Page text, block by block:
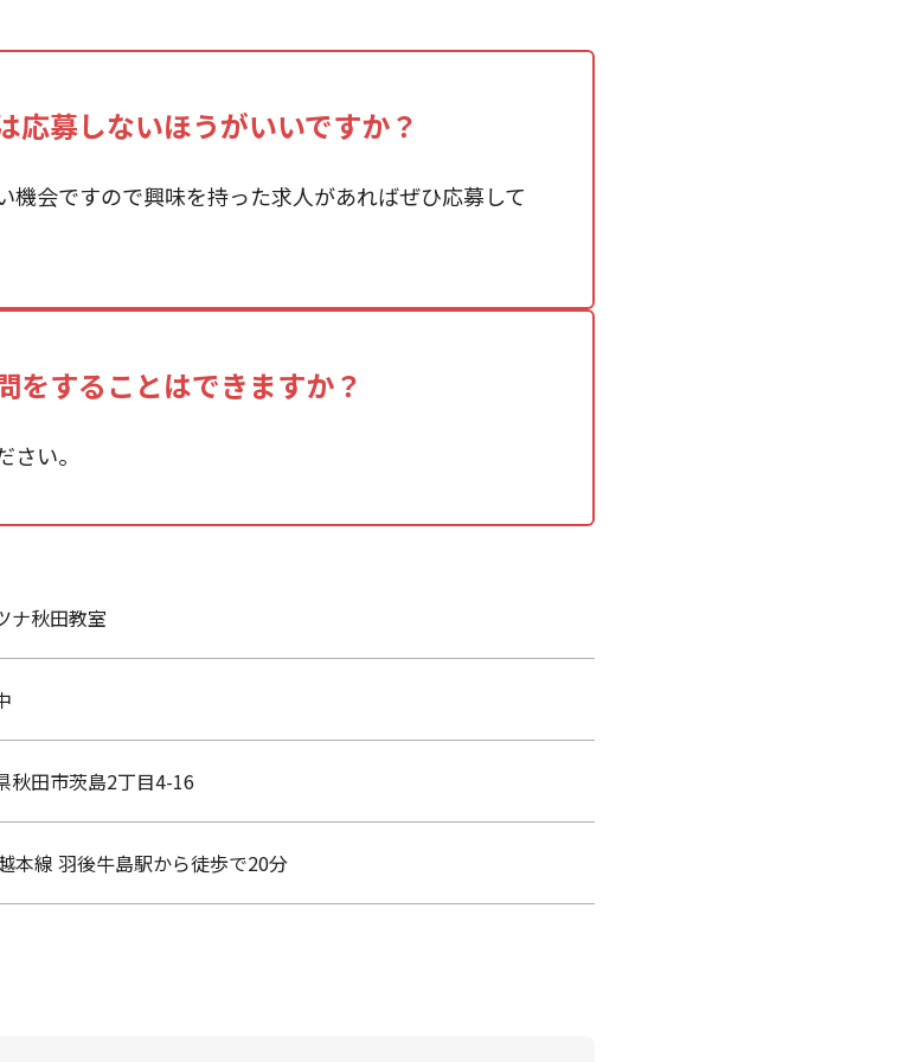
応募しないほうがいいですか？
機会ですので興味を持った求人があればぜひ応募して
をすることはできますか？
い。
ナ秋田教室
秋田市茨島2丁目4-16
本線 羽後牛島駅から徒歩で20分